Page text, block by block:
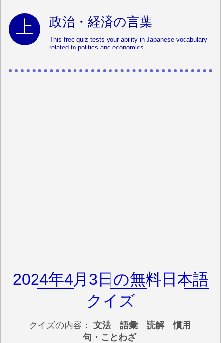
政治・経済の言葉
This free quiz tests your ability in Japanese vocabulary
related to politics and economics.
2024年4月3日の無料日本語
クイズ
クイズの内容： 文法 語彙 読解 慣用
句・ことわざ